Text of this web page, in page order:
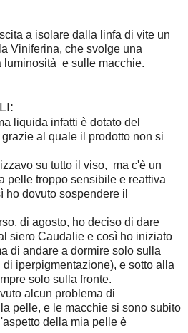
a isolare dalla linfa di vite un
Viniferina, che svolge una
luminosità e sulle macchie.
liquida infatti è dotato del
al quale il prodotto non si
su tutto il viso, ma c'è un
pelle troppo sensibile e reattiva
ho dovuto sospendere il
di agosto, ho deciso di dare
siero Caudalie e così ho iniziato
di andare a dormire solo sulla
iperpigmentazione), e sotto alla
solo sulla fronte.
alcun problema di
pelle, e le macchie si sono subito
della mia pelle è